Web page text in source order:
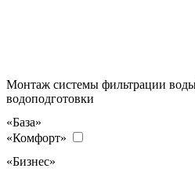
Монтаж системы фильтрации
водоподготовки
«База»
«Комфорт»
«Бизнес»